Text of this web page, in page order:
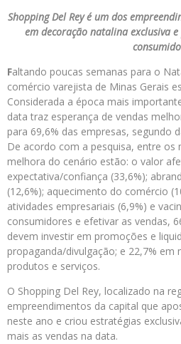
Shopping Del Rey é um dos
em decoração natalina exclusiva
Faltando poucas semanas para o
comércio varejista de Minas Gerais
Considerada a época mais
data traz esperança de vendas
para 69,6% das empresas, segundo
De acordo com a pesquisa, entre
melhora do cenário estão: o valor
expectativa/confiança (33,6%);
(12,6%); aquecimento do comércio
atividades empresariais (6,9%) e
consumidores e efetivar as vendas,
devem investir em promoções e
propaganda/divulgação; e 22,7% em
produtos e serviços.
O Shopping Del Rey, localizado na
empreendimentos da capital que
neste ano e criou estratégias
mais as vendas na data.